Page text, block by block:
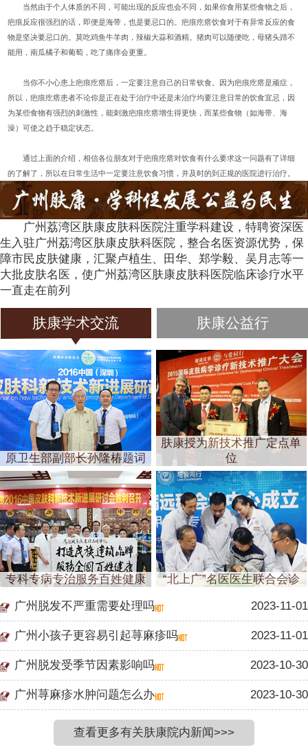
当然由于个人体质的不同，可能出现的反应也会不同，如果你食用某些食物之后，
疤痕反应很强烈的话，即便是海带，也是要忌口的。疤痕疙瘩饮食对于有异常反应的食
物是坚决要忌口的。莫吃鸡鱼牛羊肉，辣椒大蒜和酒精。猪肉可以随便吃，母猪头蹄不
能用，南瓜橘子和葡萄，吃了痛痒会更重。
当你不小心患上疤痕疙瘩后，一定要注意自己的日常钦食。因为疤痕疙瘩是顽症，
所以，疤痕疙瘩患者不论你是正在处于治疗中还是未治疗均要注意日常的饮食宜忌，因
为某些食物有强烈的刺激性，能刺激疤痕疙瘩增生得更快，而某些食物（如海带、海
澡）可使之趋于稳定状态。
通过上面的介绍，相信各位朋友对于疤痕疙瘩对饮食有什么要求这一问题有了详细
的了解了，所以在日常生活中一定要注意饮食习惯，并及时的到正规的医院进行治疗。
广州荔湾区肤康皮肤科医院注重学科建设，特聘资深医
生入驻广州荔湾区肤康皮肤科医院，整合名医资源优势，保
障市民皮肤健康，汇聚卢植生、田华、郑学毅、吴月志等一
大批皮肤名医，使广州荔湾区肤康皮肤科医院临床诊疗水平
一直走在前列
肤康学术交流 肤康公益行
原卫生部副部长孙隆椿题词
肤康授为新技术推广定点单
位
专科专病专治服务百姓健康 “北上广”名医医生联合会诊
广州脱发不严重需要处理吗 2023-11-01
广州小孩子更容易引起荨麻疹吗 2023-11-01
广州脱发受季节因素影响吗 2023-10-30
广州荨麻疹水肿问题怎么办 2023-10-30
查看更多有关肤康院内新闻>>>